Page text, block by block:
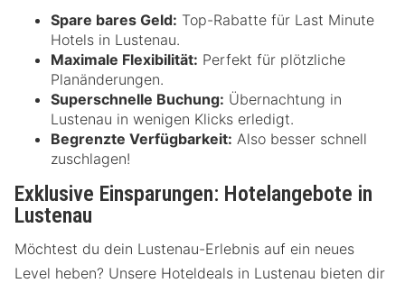
Spare bares Geld: Top-Rabatte für Last Minute
Hotels in Lustenau.
Maximale Flexibilität: Perfekt für plötzliche
Planänderungen.
Superschnelle Buchung: Übernachtung in
Lustenau in wenigen Klicks erledigt.
Begrenzte Verfügbarkeit: Also besser schnell
zuschlagen!
Exklusive Einsparungen: Hotelangebote in
Lustenau
Möchtest du dein Lustenau-Erlebnis auf ein neues
Level heben? Unsere Hoteldeals in Lustenau bieten dir